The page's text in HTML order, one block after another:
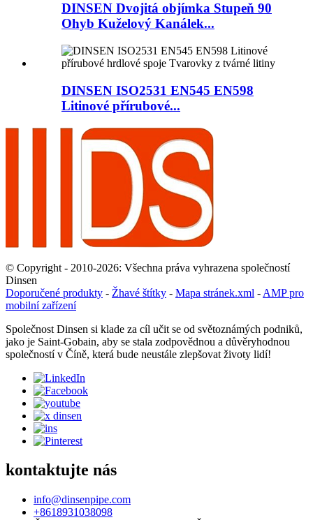
DINSEN Dvojitá objímka Stupeň 90
Ohyb Kuželový Kanálek...
DINSEN ISO2531 EN545 EN598
Litinové přírubové...
© Copyright - 2010-2026: Všechna práva vyhrazena společností
Dinsen
Doporučené produkty - Žhavé štítky - Mapa stránek.xml - AMP pro
mobilní zařízení
Společnost Dinsen si klade za cíl učit se od světoznámých podniků,
jako je Saint-Gobain, aby se stala zodpovědnou a důvěryhodnou
společností v Číně, která bude neustále zlepšovat životy lidí!
kontaktujte nás
info@dinsenpipe.com
+8618931038098